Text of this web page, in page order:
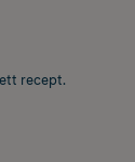
recept.